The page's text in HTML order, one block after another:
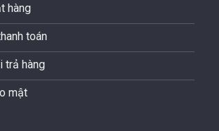
hàng
toán
trả hàng
mật